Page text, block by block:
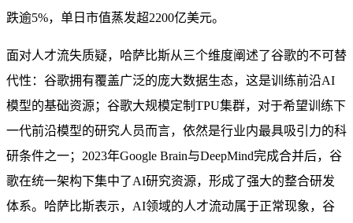
跌逾5%，单日市值蒸发超2200亿美元。
面对人才流失质疑，哈萨比斯从三个维度阐述了谷歌的不可替
代性：谷歌拥有覆盖广泛的庞大数据生态，这是训练前沿AI
模型的基础资源；谷歌大规模定制TPU集群，对于希望训练下
一代前沿模型的研究人员而言，依然是行业内最具吸引力的科
研条件之一；2023年Google Brain与DeepMind完成合并后，谷
歌在统一架构下集中了AI研究资源，形成了强大的整合研发
体系。哈萨比斯表示，AI领域的人才流动属于正常现象，谷